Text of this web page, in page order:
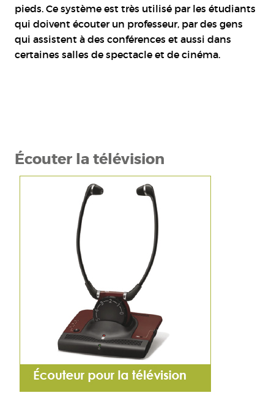
pieds. Ce système est très utilisé par les étudiants
qui doivent écouter un professeur, par des gens
qui assistent à des conférences et aussi dans
certaines salles de spectacle et de cinéma.
Écouter la télévision